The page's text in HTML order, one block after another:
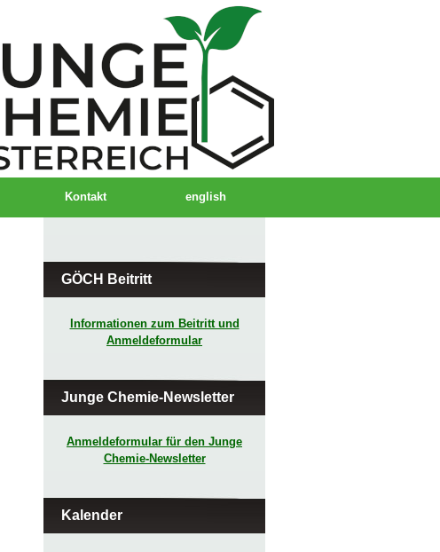
Kontakt english
GÖCH Beitritt
Informationen zum Beitritt und
Anmeldeformular
Junge Chemie-Newsletter
Anmeldeformular für den Junge
Chemie-Newsletter
Kalender